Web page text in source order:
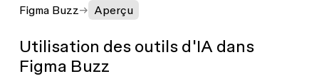
Figma Buzz Aperçu
Utilisation des outils d'IA dans
Figma Buzz